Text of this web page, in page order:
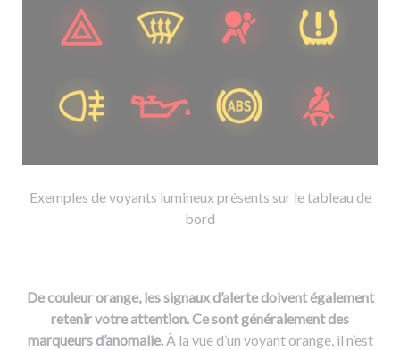
Exemples de voyants lumineux présents sur le tableau de
bord
De couleur orange, les signaux d’alerte doivent également
retenir votre attention. Ce sont généralement des
marqueurs d’anomalie.À la vue d’un voyant orange, il n’est